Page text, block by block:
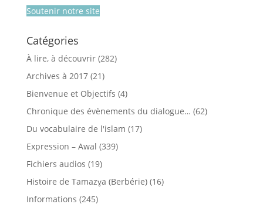
Soutenir notre site
Catégories
À lire, à découvrir(282)
Archives à 2017(21)
Bienvenue et Objectifs (4)
Chronique des évènements du dialogue… (62)
Du vocabulaire de l'islam (17)
Expression – Awal (339)
Fichiers audios (19)
Histoire de Tamazɣa (Berbérie)(16)
Informations (245)